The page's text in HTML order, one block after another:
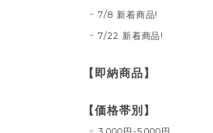
7/8 新着商品!
7/22 新着商品!
【即納商品】
【価格帯別】